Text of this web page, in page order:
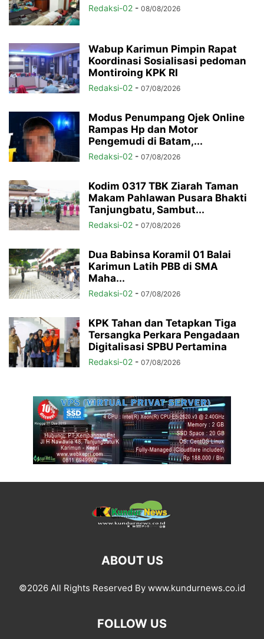
Redaksi-02 - 08/08/2026
Wabup Karimun Pimpin Rapat
Koordinasi Sosialisasi pedoman
Montiroing KPK RI
Redaksi-02 - 07/08/2026
Modus Penumpang Ojek Online
Rampas Hp dan Motor
Pengemudi di Batam,...
Redaksi-02 - 07/08/2026
Kodim 0317 TBK Ziarah Taman
Makam Pahlawan Pusara Bhakti
Tanjungbatu, Sambut...
Redaksi-02 - 07/08/2026
Dua Babinsa Koramil 01 Balai
Karimun Latih PBB di SMA
Maha...
Redaksi-02 - 07/08/2026
KPK Tahan dan Tetapkan Tiga
Tersangka Perkara Pengadaan
Digitalisasi SPBU Pertamina
Redaksi-02 - 07/08/2026
ABOUT US
©2026 All Rights Reserved By www.kundurnews.co.id
FOLLOW US